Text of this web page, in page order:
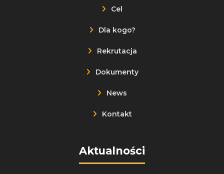
Cel
Dla kogo?
Rekrutacja
Dokumenty
News
Kontakt
Aktualności